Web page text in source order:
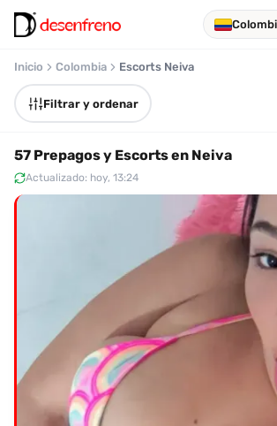
Inicio Colombia Escorts Neiva
Filtrar y ordenar
57 Prepagos y Escorts en Neiva
Actualizado: hoy, 13:24